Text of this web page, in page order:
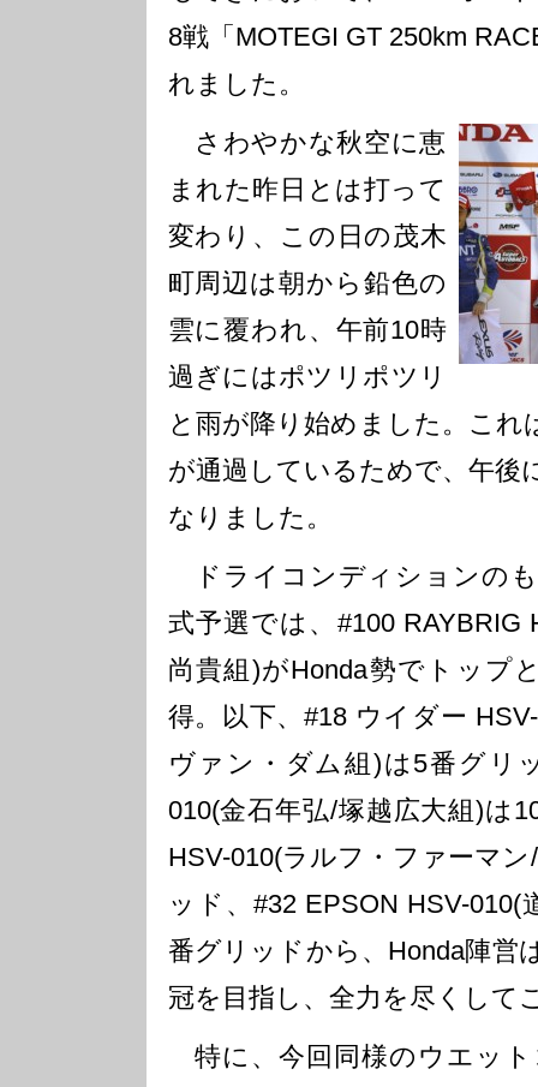
8戦「MOTEGI GT 250km
れました。
さわやかな秋空に恵
まれた昨日とは打って
変わり、この日の茂木
町周辺は朝から鉛色の
雲に覆われ、午前10時
過ぎにはポツリポツリ
と雨が降り始めました。これ
が通過しているためで、午後
なりました。
ドライコンディションの
式予選では、#100 RAYBRIG
尚貴組)がHonda勢でトップ
得。以下、#18 ウイダー
ヴァン・ダム組)は5番グリ
010(金石年弘/塚越広大組)は
HSV-010(ラルフ・ファーマ
ッド、#32 EPSON HSV-
番グリッドから、Honda陣営
冠を目指し、全力を尽くして
特に、今回同様のウエッ